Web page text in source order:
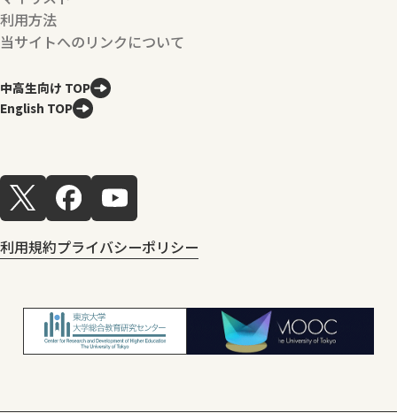
利用方法
当サイトへのリンクについて
中高生向け TOP
English TOP
利用規約プライバシーポリシー